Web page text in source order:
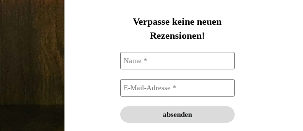
Verpasse keine neuen
Rezensionen!